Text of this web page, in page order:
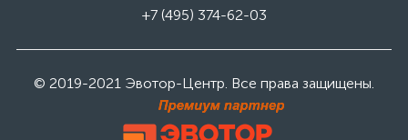
+7 (495) 374-62-03
© 2019-2021 Эвотор-Центр. Все права защищены.